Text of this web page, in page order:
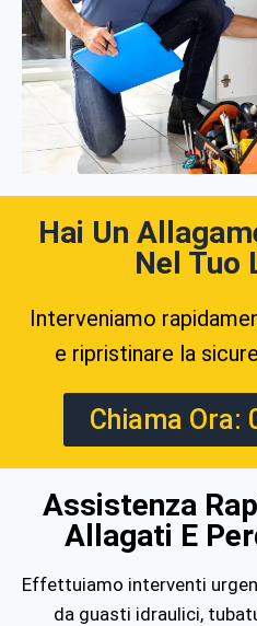
Hai Un
Nel Tuo
Interveniamo
e ripristinare la
Chiama Ora:
Assistenza
Allagati E
Effettuiamo interventi
da guasti idraulici,